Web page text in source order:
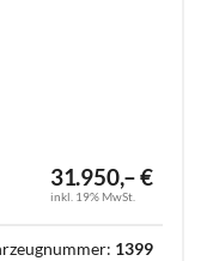
31.950,– €
inkl. 19% MwSt.
1399